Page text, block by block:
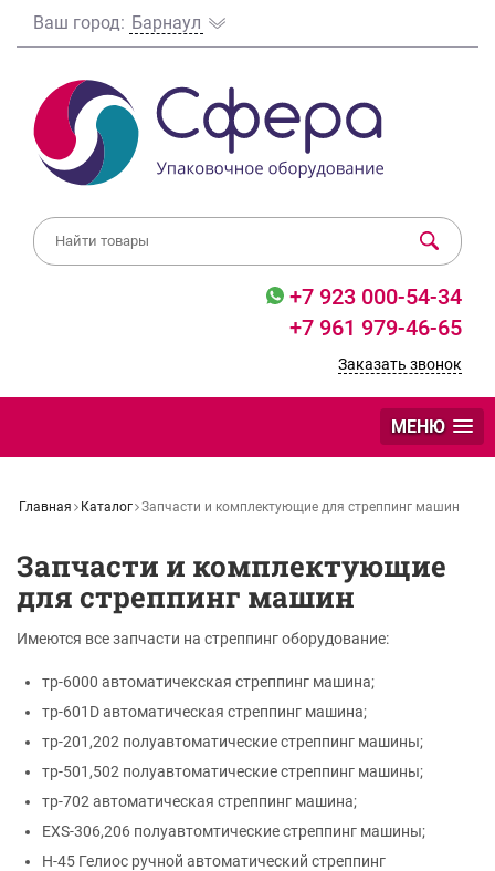
Ваш город: Барнаул
+7 923 000-54-34
+7 961 979-46-65
Заказать звонок
МЕНЮ
Главная Каталог Запчасти и комплектующие для стреппинг машин
Запчасти и комплектующие
для стреппинг машин
Имеются все запчасти на стреппинг оборудование:
тр-6000 автоматичекская стреппинг машина;
тр-601D автоматическая стреппинг машина;
тр-201,202 полуавтоматические стреппинг машины;
тр-501,502 полуавтоматические стреппинг машины;
тр-702 автоматическая стреппинг машина;
EXS-306,206 полуавтомтические стреппинг машины;
H-45 Гелиос ручной автоматический стреппинг